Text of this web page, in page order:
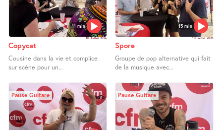
11 min
10 Juillet 2026
Copycat
Cousine dans la vie et complice
sur scène pour un...
15 min
10 Juillet 2026
Spore
Groupe de pop alternative qui fait
de la musique avec...
Pause Guitare Pause Guitare